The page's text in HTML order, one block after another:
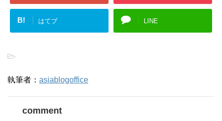
B! はてブ LINE
-
執筆者： asiablogoffice
comment